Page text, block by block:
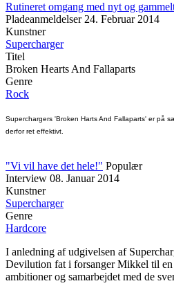
Rutineret omgang med nyt og
Pladeanmeldelser 24. Februar 2014
Kunstner
Supercharger
Titel
Broken Hearts And Fallaparts
Genre
Rock
Superchargers 'Broken Harts And Fallaparts' er på
derfor ret effektivt.
"Vi vil have det hele!" Populær
Interview 08. Januar 2014
Kunstner
Supercharger
Genre
Hardcore
I anledning af udgivelsen af
Devilution fat i forsanger Mikkel til en
ambitioner og samarbejdet med de